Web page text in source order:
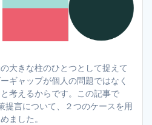
大きな柱のひとつとして捉えて
ギャップが個人の問題ではなく
考えるからです。この記事で
提言について、２つのケースを用
ました。